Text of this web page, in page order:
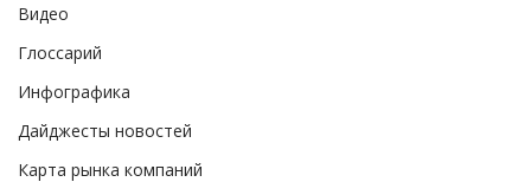
Видео
Глоссарий
Инфографика
Дайджесты новостей
Карта рынка компаний